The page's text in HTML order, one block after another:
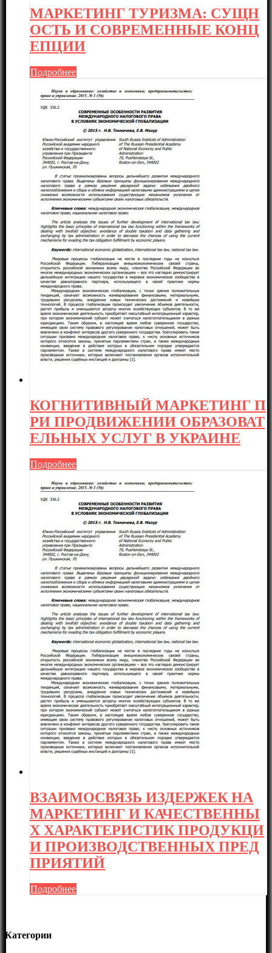
МАРКЕТИНГ ТУРИЗМА: СУЩН
ОСТЬ И СОВРЕМЕННЫЕ КОНЦ
ЕПЦИИ
Подробнее
КОГНИТИВНЫЙ МАРКЕТИНГ П
РИ ПРОДВИЖЕНИИ ОБРАЗОВАТ
ЕЛЬНЫХ УСЛУГ В УКРАИНЕ
Подробнее
ВЗАИМОСВЯЗЬ ИЗДЕРЖЕК НА
МАРКЕТИНГ И КАЧЕСТВЕННЫ
Х ХАРАКТЕРИСТИК ПРОДУКЦИ
И ПРОИЗВОДСТВЕННЫХ ПРЕД
ПРИЯТИЙ
Подробнее
Категории